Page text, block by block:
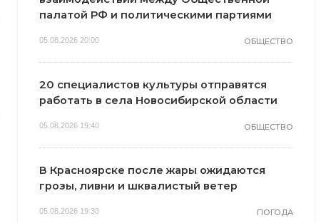
палатой РФ и политическими партиями
05.08.2026 20:00 ОБЩЕСТВО
20 специалистов культуры отправятся
работать в села Новосибирской области
05.08.2026 19:40 ОБЩЕСТВО
В Красноярске после жары ожидаются
грозы, ливни и шквалистый ветер
05.08.2026 19:30 ПОГОДА